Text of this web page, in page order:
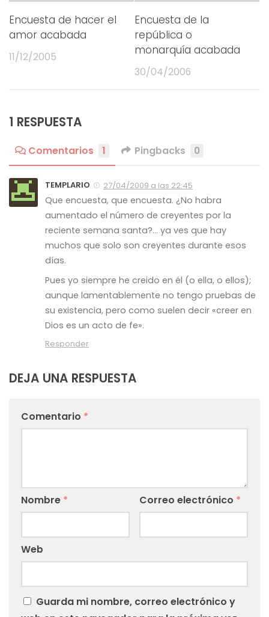
Encuesta de hacer el
amor acabada
11/12/2005
Encuesta de la
república o
monarquía acabada
30/04/2006
1 RESPUESTA
Comentarios 1 Pingbacks 0
TEMPLARIO 27/04/2009 a las 22:45
Que encuesta, que encuesta. ¿No habra
aumentado el número de creyentes por la
reciente semana santa?… ya ves que hay
muchos que solo son creyentes durante esos
días.
Pues yo siempre he creido en él (o ella, o ellos);
aunque lamentablemente no tengo pruebas de
su existencia, pero como suelen decir «creer en
Dios es un acto de fe».
Responder
DEJA UNA RESPUESTA
Comentario *
Nombre * Correo electrónico *
Web
Guarda mi nombre, correo electrónico y